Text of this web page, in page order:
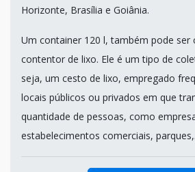
Horizonte, Brasília e Goiânia.
Um container 120 l, também pode ser
contentor de lixo. Ele é um tipo de
seja, um cesto de lixo, empregado
locais públicos ou privados em que
quantidade de pessoas, como
estabelecimentos comerciais,